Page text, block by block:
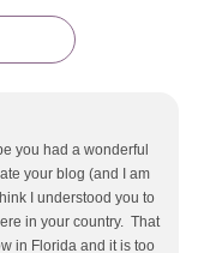
you had a wonderful
your blog (and I am
I understood you to
in your country. That
in Florida and it is too